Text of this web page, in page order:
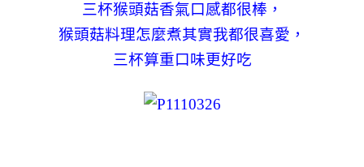
三杯猴頭菇香氣口感都很棒，
猴頭菇料理怎麼煮其實我都很喜愛，
三杯算重口味更好吃